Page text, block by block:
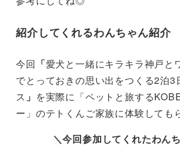
紹介してくれるわんちゃん紹介
今回 「愛犬と一緒にキラキラ神戸と
でとっておきの思い出をつくる2泊3
ス 」 を実際に「ペットと旅する
ー」のテトくんご家族に体験しても
＼今回参加してくれたわん